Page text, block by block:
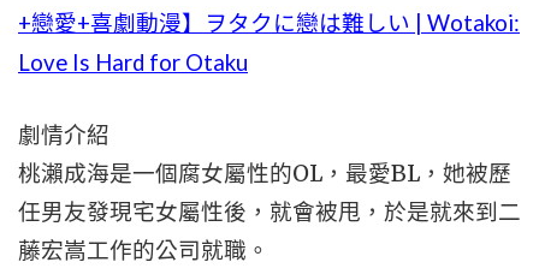
+戀愛+喜劇動漫】ヲタクに戀は難しい | Wotakoi:
Love Is Hard for Otaku
劇情介紹
桃瀨成海是一個腐女屬性的OL，最愛BL，她被歷
任男友發現宅女屬性後，就會被甩，於是就來到二
藤宏嵩工作的公司就職。